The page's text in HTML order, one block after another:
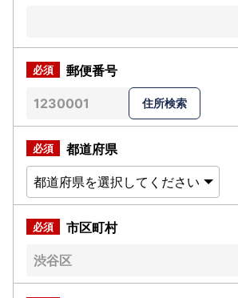
郵便番号
都道府県
市区町村